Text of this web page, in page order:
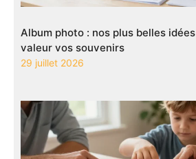
Album photo : nos plus belles
valeur vos souvenirs
29 juillet 2026